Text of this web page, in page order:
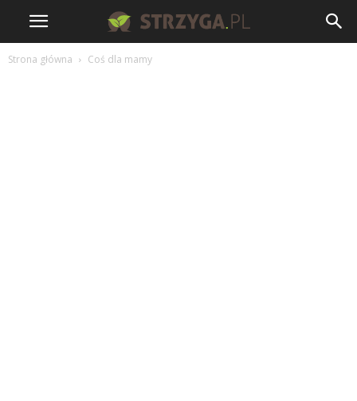
Strona główna Coś dla mamy